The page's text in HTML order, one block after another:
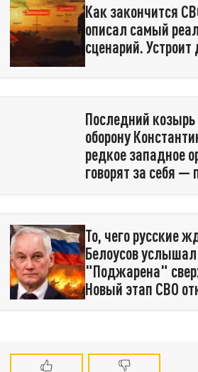
Как закончится
описал самый
сценарий.
Последний
оборону
редкое западное
говорят за себя
То, чего русские
Белоусов
"Поджарена"
Новый этап СВО